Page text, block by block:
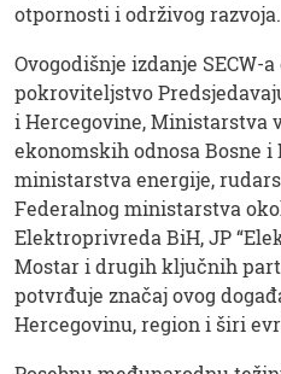
otpornosti i održivog razvoja.
Ovogodišnje izdanje SECW-
pokroviteljstvo
i Hercegovine, Ministarstva
ekonomskih odnosa Bosne i
ministarstva energije,
Federalnog ministarstva
Elektroprivreda BiH, JP
Mostar i drugih ključnih
potvrđuje značaj ovog
Hercegovinu, region i širi